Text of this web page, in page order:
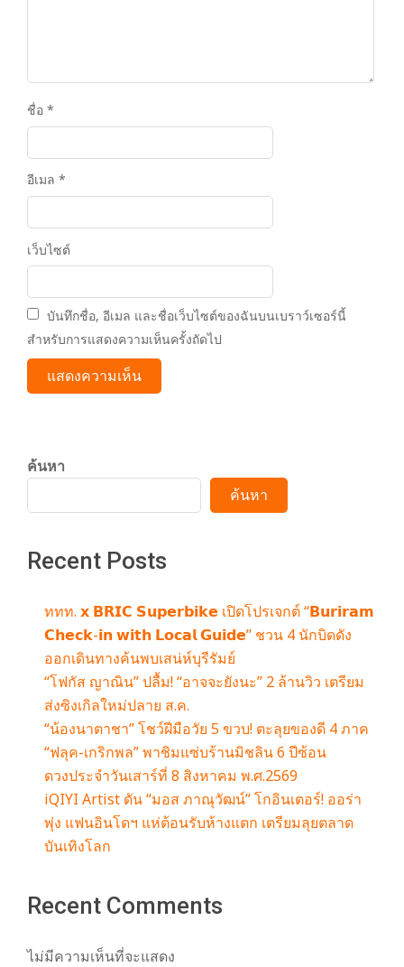
ชื่อ *
อีเมล *
เว็บไซต์
บันทึกชื่อ, อีเมล และชื่อเว็บไซต์ของฉันบนเบราว์เซอร์นี้
สำหรับการแสดงความเห็นครั้งถัดไป
ค้นหา
ค้นหา
Recent Posts
ททท. 𝘅 𝗕𝗥𝗜𝗖 𝗦𝘂𝗽𝗲𝗿𝗯𝗶𝗸𝗲 เปิดโปรเจกต์ “𝗕𝘂𝗿𝗶𝗿𝗮𝗺
𝗖𝗵𝗲𝗰𝗸-𝗶𝗻 𝘄𝗶𝘁𝗵 𝗟𝗼𝗰𝗮𝗹 𝗚𝘂𝗶𝗱𝗲” ชวน 4 นักบิดดัง
ออกเดินทางค้นพบเสน่ห์บุรีรัมย์
“โฟกัส ญาณิน” ปลื้ม! “อาจจะยังนะ” 2 ล้านวิว เตรียม
ส่งซิงเกิลใหม่ปลาย ส.ค.
“น้องนาตาชา” โชว์ฝีมือวัย 5 ขวบ! ตะลุยของดี 4 ภาค
“ฟลุค-เกริกพล” พาชิมแซ่บร้านมิชลิน 6 ปีซ้อน
ดวงประจำวันเสาร์ที่ 8 สิงหาคม พ.ศ.2569
iQIYI Artist ดัน “มอส ภาณุวัฒน์” โกอินเตอร์! ออร่า
พุ่ง แฟนอินโดฯ แห่ต้อนรับห้างแตก เตรียมลุยตลาด
บันเทิงโลก
Recent Comments
ไม่มีความเห็นที่จะแสดง